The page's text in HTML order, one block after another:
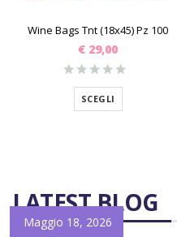
Wine Bags Tnt (18x45) Pz 100
€ 29,00
SCEGLI
LATEST BLOG
Maggio 18, 2026